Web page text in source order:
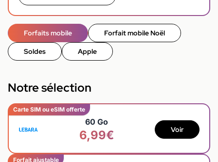
Forfaits mobile Forfait mobile Noël
Soldes Apple
Notre sélection
Carte SIM ou eSIM offerte
60 Go
6,99€ Voir
Forfait ajustable